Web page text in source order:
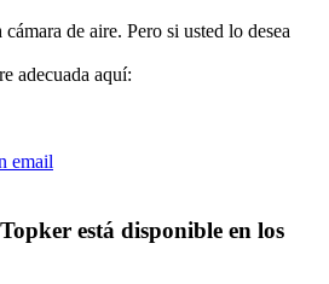
de aire. Pero si usted lo desea
adecuada aquí:
está disponible en los